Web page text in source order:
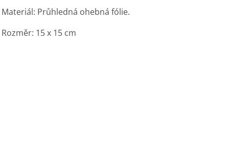
Materiál: Průhledná ohebná fólie.
Rozměr: 15 x 15 cm